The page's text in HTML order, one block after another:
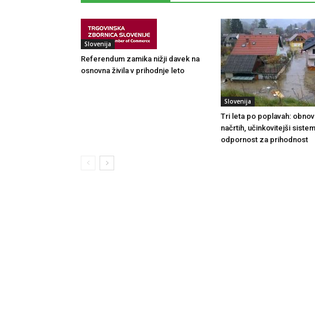
Slovenija
Referendum zamika nižji davek na
osnovna živila v prihodnje leto
Slovenija
Tri leta po poplavah:
načrtih, učinkovitejši
odpornost za prihodnost